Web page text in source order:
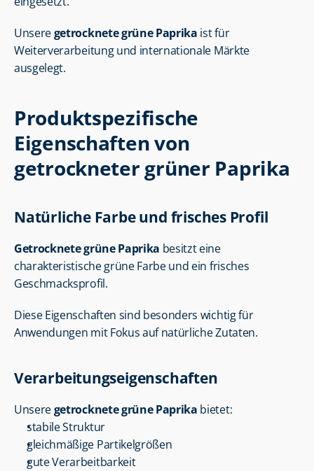
Unsere getrocknete grüne Paprika ist für
Weiterverarbeitung und internationale Märkte
ausgelegt.
Produktspezifische
Eigenschaften von
getrockneter grüner Paprika
Natürliche Farbe und frisches Profil
Getrocknete grüne Paprika besitzt eine
charakteristische grüne Farbe und ein frisches
Geschmacksprofil.
Diese Eigenschaften sind besonders wichtig für
Anwendungen mit Fokus auf natürliche Zutaten.
Verarbeitungseigenschaften
Unsere getrocknete grüne Paprika bietet:
stabile Struktur
gleichmäßige Partikelgrößen
gute Verarbeitbarkeit